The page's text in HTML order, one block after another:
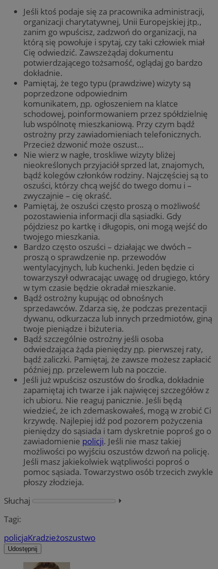
Jeśli ktoś podaje się za pracownika administracji,
organizacji charytatywnej, Unii Europejskiej itp.,
zanim go wpuścisz, zadzwoń do organizacji, na
którą się powołuje i spytaj, czy taki człowiek miał
Cię odwiedzić. Zawszeżądaj dokumentu
potwierdzającego tożsamość, oglądaj go bardzo
dokładnie.
Pamiętaj, że tego typu (prawdziwe) wizyty są
poprzedzone odpowiednim
komunikatem, np. ogłoszeniem na klatce
schodowej, poinformowaniem przez spółdzielnię
lub wspólnotę mieszkaniową. Przy czym bądź
ostrożny przy zawiadomieniach telefonicznych.
Przecież dzwonić może oszust…
Nie wierz w nagłe, troskliwe wizyty bliżej
nieokreślonych przyjaciół sprzed lat, znajomych,
bądź kolegów członków rodziny. Najczęściej są to
oszuści, którzy chcą wejść do twego domu i –
zwyczajnie – cię okraść.
Pamiętaj, że oszuści często proszą o możliwość
pozostawienia informacji dla sąsiadki. Gdy
pójdziesz po kartkę i długopis, oni mogą wejść do
twojego mieszkania.
Bardzo często oszuści – działając we dwóch –
proszą o sprawdzenie np. przewodów
wentylacyjnych, lub kuchenki. Jeden będzie ci
towarzyszył odwracając uwagę od drugiego, który
w tym czasie będzie okradał mieszkanie.
Bądź ostrożny kupując od obnośnych
sprzedawców. Zdarza się, że podczas prezentacji
dywanu, odkurzacza lub innych przedmiotów, giną
twoje pieniądze i biżuteria.
Bądź szczególnie ostrożny jeśli osoba
odwiedzająca żąda pieniędzy np. pierwszej raty,
bądź zaliczki. Pamiętaj, że zawsze możesz zapłacić
później np. przelewem lub na poczcie.
Jeśli już wpuścisz oszustów do środka, dokładnie
zapamiętaj ich twarze i jak najwięcej szczegółów z
ich ubioru. Nie reaguj panicznie. Jeśli będą
wiedzieć, że ich zdemaskowałeś, mogą w zrobić Ci
krzywdę. Najlepiej idź pod pozorem pożyczenia
pieniędzy do sąsiada i tam dyskretnie poproś go o
zawiadomienie policji. Jeśli nie masz takiej
możliwości po wyjściu oszustów dzwoń na policję.
Jeśli masz jakiekolwiek wątpliwości poproś o
pomoc sąsiada. Towarzystwo osób trzecich zwykle
płoszy złodzieja.
Słuchaj
⏵︎
Tagi:
policjaKradzieżoszustwo
Udostępnij